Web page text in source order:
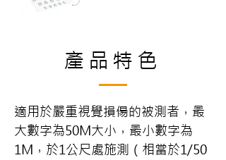
產品特色
適用於嚴重視覺損偒的被測者，最
大數字為50M大小，最小數字為
1M，於1公尺處施測（相當於1/50